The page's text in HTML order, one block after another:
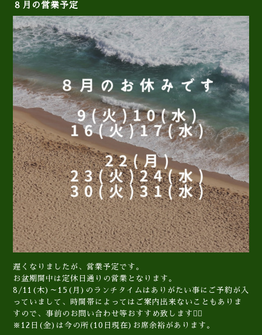
８月の営業予定
遅くなりましたが、営業予定です。
お盆期間中は定休日通りの営業となります。
8/11(木)～15(月)のランチタイムはありがたい事にご予約が入
っていまして、時間帯によってはご案内出来ないこともありま
すので、事前のお問い合わせ等おすすめ致します🙇‍♀️
※12日(金)は今の所(10日現在)お席余裕があります。